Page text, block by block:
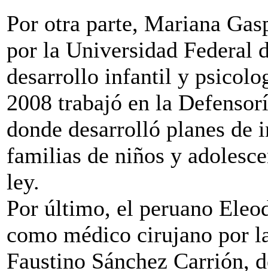
Por otra parte, Mariana
por la Universidad Federal
desarrollo infantil y
2008 trabajó en la
donde desarrolló planes
familias de niños y
ley.
Por último, el peruano
como médico cirujano por
Faustino Sánchez Carrión,